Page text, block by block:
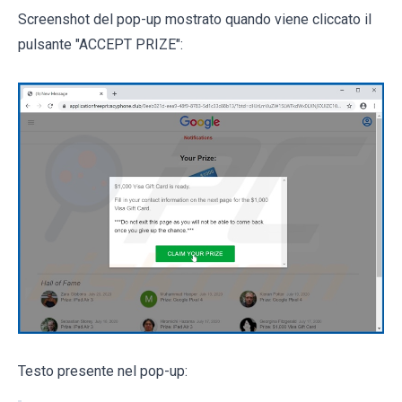
Screenshot del pop-up mostrato quando viene cliccato il
pulsante "ACCEPT PRIZE":
Testo presente nel pop-up: